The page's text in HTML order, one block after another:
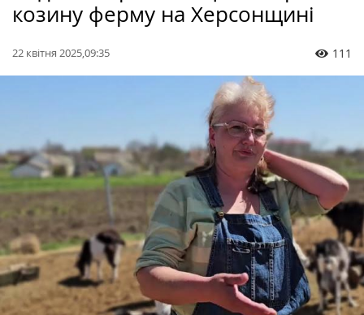
козину ферму на Херсонщині
22 квітня 2025,09:35 111